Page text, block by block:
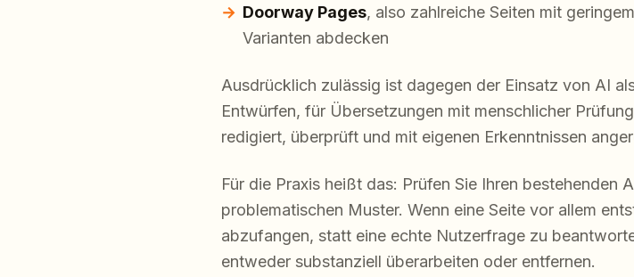
Doorway Pages, also zahlreiche Seiten mit
Varianten abdecken
Ausdrücklich zulässig ist dagegen der Einsatz von AI
Entwürfen, für Übersetzungen mit menschlicher
redigiert, überprüft und mit eigenen Erkenntnissen
Für die Praxis heißt das: Prüfen Sie Ihren
problematischen Muster. Wenn eine Seite vor allem
abzufangen, statt eine echte Nutzerfrage zu
entweder substanziell überarbeiten oder entfernen.